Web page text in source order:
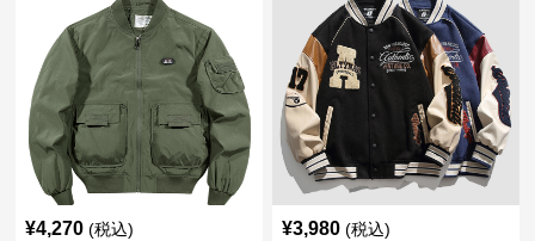
¥4,270 (税込) ¥3,980 (税込)